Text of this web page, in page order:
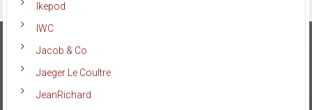
Ikepod
IWC
Jacob & Co
Jaeger Le Coultre
JeanRichard